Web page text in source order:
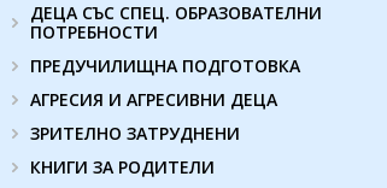
ДЕЦА СЪС СПЕЦ. ОБРАЗОВАТЕЛНИ
ПОТРЕБНОСТИ
ПРЕДУЧИЛИЩНА ПОДГОТОВКА
АГРЕСИЯ И АГРЕСИВНИ ДЕЦА
ЗРИТЕЛНО ЗАТРУДНЕНИ
КНИГИ ЗА РОДИТЕЛИ